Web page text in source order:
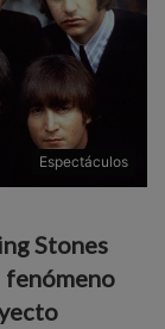
Espectáculos
Stones
fenómeno